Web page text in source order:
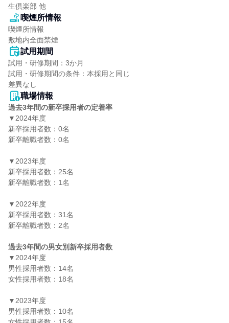
生倶楽部 他
喫煙所情報
喫煙所情報
敷地内全面禁煙
試用期間
試用・研修期間：3か月
試用・研修期間の条件：本採用と同じ
職場情報
過去3年間の新卒採用者の定着率
▼2024年度
新卒採用者数：0名
新卒離職者数：0名
▼2023年度
新卒採用者数：25名
新卒離職者数：1名
▼2022年度
新卒採用者数：31名
新卒離職者数：2名
過去3年間の男女別新卒採用者数
▼2024年度
男性採用者数：14名
女性採用者数：18名
▼2023年度
男性採用者数：10名